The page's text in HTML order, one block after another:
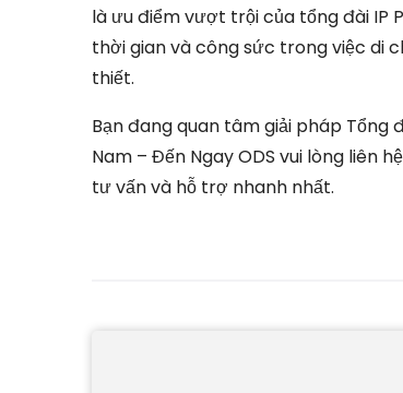
là ưu điểm vượt trội của tổng đài IP
thời gian và công sức trong việc di
thiết.
Bạn đang quan tâm giải pháp Tổng
Nam – Đến Ngay ODS vui lòng liên
tư vấn và hỗ trợ nhanh nhất.